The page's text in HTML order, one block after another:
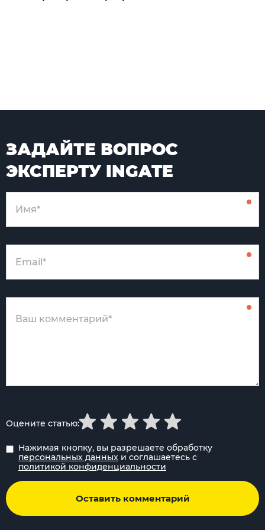
ЗАДАЙТЕ ВОПРОС
ЭКСПЕРТУ INGATE
Нажимая кнопку, вы разрешаете обработку
персональных данных и соглашаетесь с
политикой конфиденциальности
Оставить комментарий
Оцените статью: